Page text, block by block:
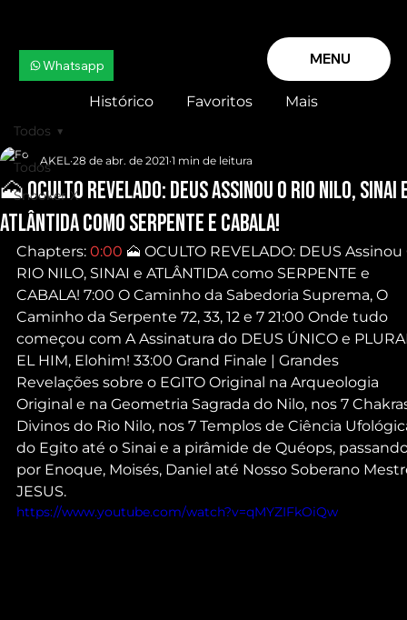
MENU
Whatsapp
Histórico Favoritos Mais
Todos
Snooker X
Todos
🗻 OCULTO REVELADO: DEUS Assinou O RIO NILO, SINAI
ATLÂNTIDA como SERPENTE e CABALA!
AKEL 28 de abr. de 2021 1 min de leitura
Chapters: 0:00 🗻 OCULTO REVELADO: DEUS
RIO NILO, SINAI e ATLÂNTIDA como SERPENTE e
CABALA! 7:00 O Caminho da Sabedoria Suprema, O
Caminho da Serpente 72, 33, 12 e 7 21:00 Onde tudo
começou com A Assinatura do DEUS ÚNICO e
EL HIM, Elohim! 33:00 Grand Finale | Grandes
Revelações sobre o EGITO Original na Arqueologia
Original e na Geometria Sagrada do Nilo, nos 7
Divinos do Rio Nilo, nos 7 Templos de Ciência
do Egito até o Sinai e a pirâmide de Quéops,
por Enoque, Moisés, Daniel até Nosso Soberano
JESUS.
https://www.youtube.com/watch?v=qMYZIFkOiQw